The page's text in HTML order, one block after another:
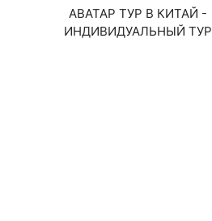
АВАТАР ТУР В КИТАЙ -
ИНДИВИДУАЛЬНЫЙ ТУР